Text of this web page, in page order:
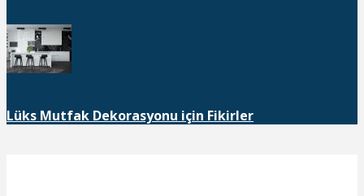
Lüks Mutfak Dekorasyonu için Fikirler